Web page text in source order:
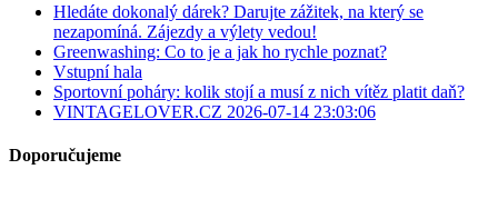
Hledáte dokonalý dárek? Darujte zážitek, na který se
nezapomíná. Zájezdy a výlety vedou!
Greenwashing: Co to je a jak ho rychle poznat?
Vstupní hala
Sportovní poháry: kolik stojí a musí z nich vítěz platit daň?
VINTAGELOVER.CZ 2026-07-14 23:03:06
Doporučujeme